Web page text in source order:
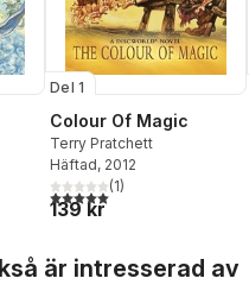
antal röster:
Del 1
Colour Of Magic
Terry Pratchett
Häftad, 2012
5,0utav 5 stjärnor. Totalt
(1)
139 kr
är intresserad av